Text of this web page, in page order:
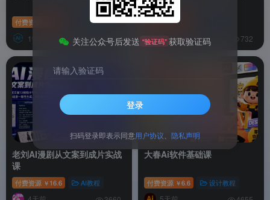
付费资源 编程教程
19小时前 4109
付费资源 ￥
4天前 732
老刘AI漫剧从文案到成片实战
课
付费资源 ￥ 16.6 AI教程
大春Ai软件基础课
付费资源 ￥6.6 设计教程
关注公众号后发送 “验证码” 获取验证码
请输入验证码
登录
扫码登录即表示同意用户协议 隐私声明